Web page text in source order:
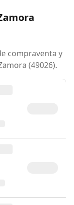
compraventa y
(49026).